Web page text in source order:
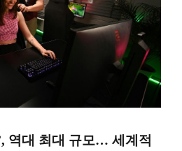
역대 최대 규모… 세계적